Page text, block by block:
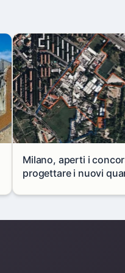
Milano, aperti i
progettare i nuovi
Mare